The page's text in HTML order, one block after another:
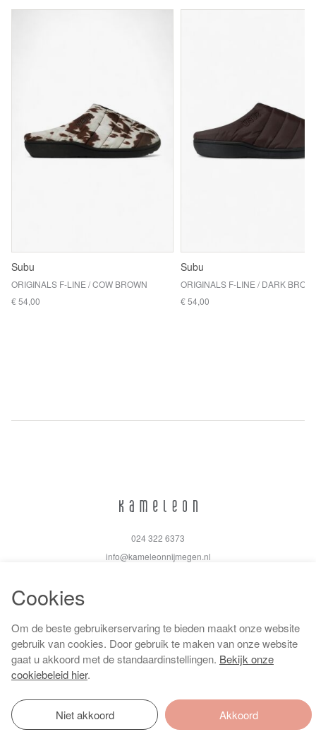
Subu
ORIGINALS F-LINE / COW BROWN
€ 54,00
Subu
ORIGINALS F-LINE / DARK
€ 54,00
024 322 6373
info@kameleonnijmegen.nl
Algemene voorwaarden
Privacy policy
Cookiebeleid
Cookies
Om de beste gebruikerservaring te bieden maakt onze website
gebruik van cookies. Door gebruik te maken van onze website
gaat u akkoord met de standaardinstellingen. Bekijk onze
cookiebeleid hier.